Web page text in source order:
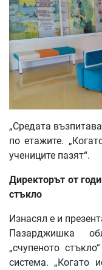
„Средата
по етажите.
учениците пазят“.
Директорът от
стъкло
Изнасял е и
Пазарджишка
„счупеното
система. „Когато